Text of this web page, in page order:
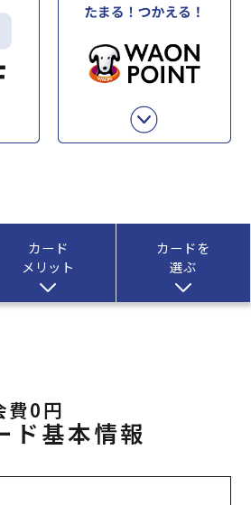
カード
メリット
カードを
選ぶ
費0円
ド基本情報